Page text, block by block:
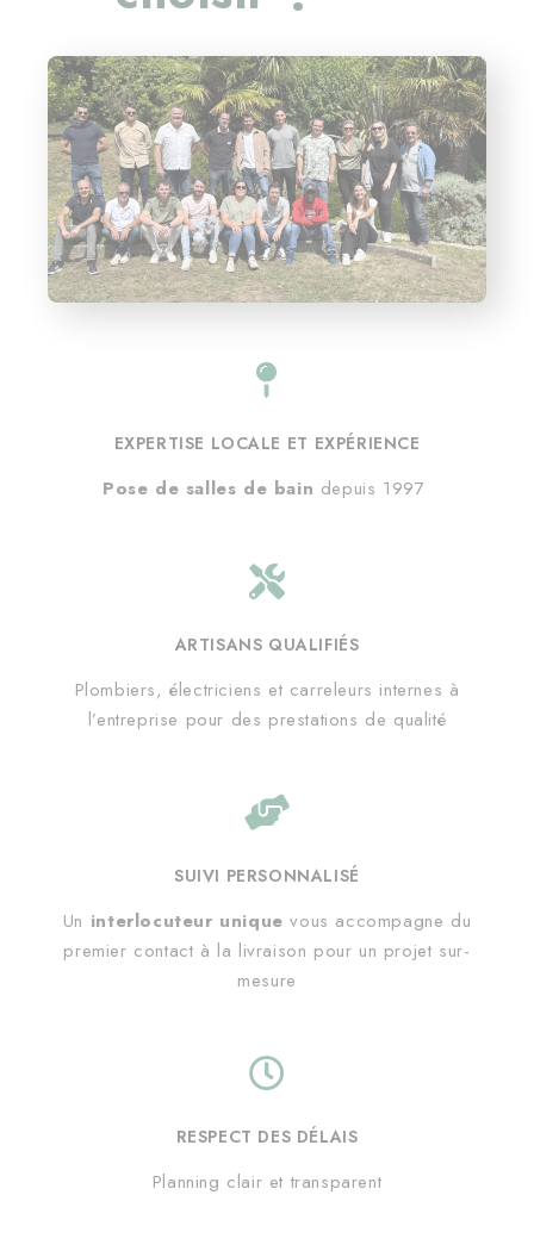
EXPERTISE LOCALE ET EXPÉRIENCE
Pose de salles de bain depuis 1997
ARTISANS QUALIFIÉS
Plombiers, électriciens et carreleurs internes à
l’entreprise pour des prestations de qualité
SUIVI PERSONNALISÉ
Un interlocuteur unique vous accompagne du
premier contact à la livraison pour un projet sur-
mesure
RESPECT DES DÉLAIS
Planning clair et transparent